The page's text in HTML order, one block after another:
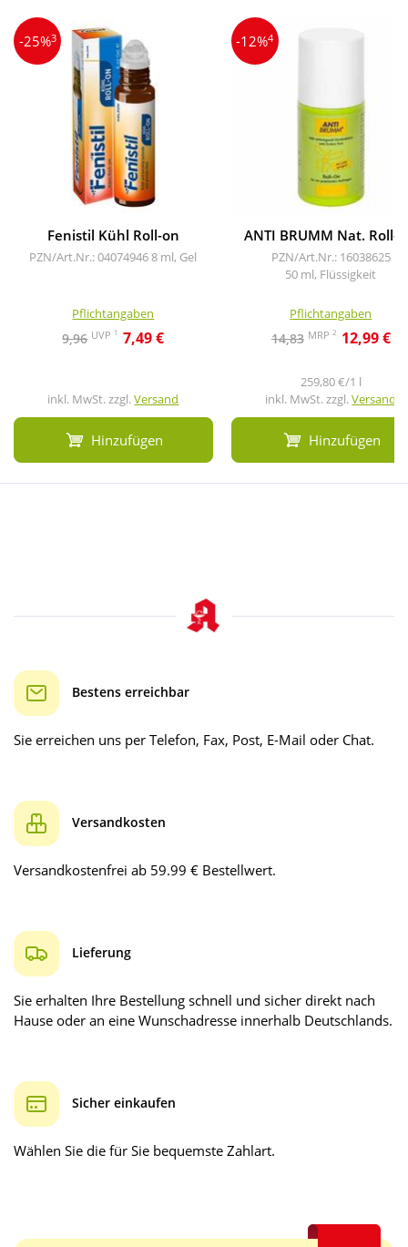
-25%3
Fenistil Kühl Roll-on
PZN/Art.Nr.: 040749468 ml, Gel
Pflichtangaben
9,96 UVP 1 7,49 €
inkl. MwSt. zzgl.Versand
Hinzufügen
-12%4
ANTI BRUMM Nat. Roll-
PZN/Art.Nr.: 16038625
50 ml, Flüssigkeit
Pflichtangaben
14,83 MRP 2 12,99 €
259,80 €/1 l
inkl. MwSt. zzgl.Versand
Hinzufügen
Bestens erreichbar
Sie erreichen uns per Telefon, Fax, Post, E-Mail oder Chat.
Versandkosten
Versandkostenfrei ab 59.99 € Bestellwert.
Lieferung
Sie erhalten Ihre Bestellung schnell und sicher direkt nach
Hause oder an eine Wunschadresse innerhalb Deutschlands.
Sicher einkaufen
Wählen Sie die für Sie bequemste Zahlart.